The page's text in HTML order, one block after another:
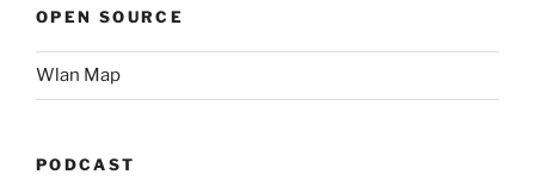
OPEN SOURCE
Wlan Map
PODCAST